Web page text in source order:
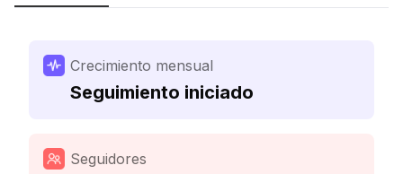
Crecimiento mensual
Seguimiento iniciado
Seguidores